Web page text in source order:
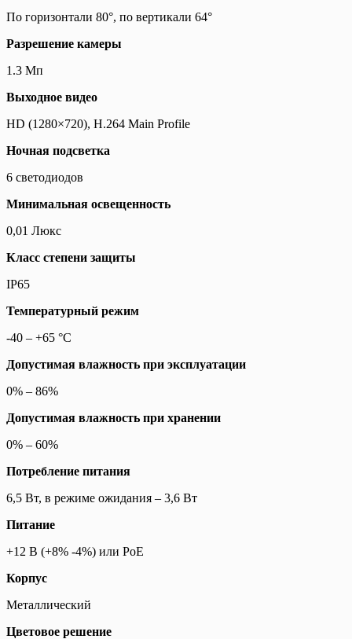
По горизонтали 80°, по вертикали 64°
Разрешение камеры
1.3 Мп
Выходное видео
HD (1280×720), H.264 Main Profile
Ночная подсветка
6 светодиодов
Минимальная освещенность
0,01 Люкс
Класс степени защиты
IP65
Температурный режим
-40 – +65 °С
Допустимая влажность при эксплуатации
0% – 86%
Допустимая влажность при хранении
0% – 60%
Потребление питания
6,5 Вт, в режиме ожидания – 3,6 Вт
Питание
+12 В (+8% -4%) или PoE
Корпус
Металлический
Цветовое решение